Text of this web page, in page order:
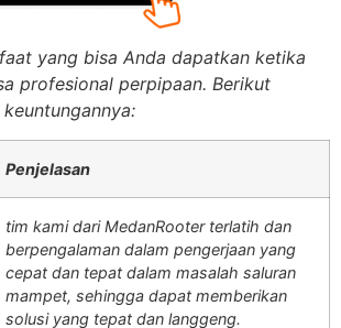
yang bisa Anda dapatkan ketika
profesional perpipaan. Berikut
Penjelasan
tim kami dari MedanRooter terlatih dan
berpengalaman dalam pengerjaan yang
cepat dan tepat dalam masalah saluran
mampet, sehingga dapat memberikan
solusi yang tepat dan langgeng.